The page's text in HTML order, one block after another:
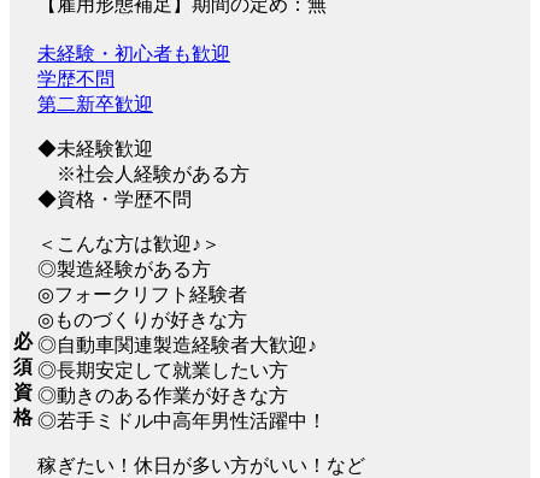
必
須
資
格
未経験・初心者も歓迎
学歴不問
第二新卒歓迎
◆未経験歓迎
※社会人経験がある方
◆資格・学歴不問
＜こんな方は歓迎♪＞
◎製造経験がある方
◎フォークリフト経験者
◎ものづくりが好きな方
◎自動車関連製造経験者大歓迎♪
◎長期安定して就業したい方
◎動きのある作業が好きな方
◎若手ミドル中高年男性活躍中！
稼ぎたい！休日が多い方がいい！など